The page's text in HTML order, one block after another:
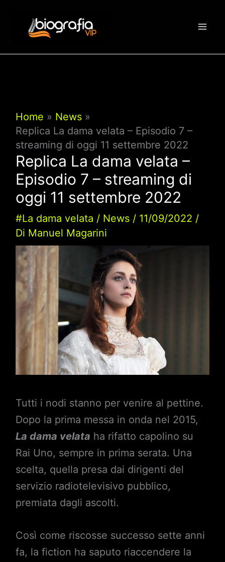
contenuto
Home
News
Replica La dama velata – Episodio 7 –
streaming di oggi 11 settembre 2022
Replica La dama velata –
Episodio 7 – streaming di
oggi 11 settembre 2022
#La dama velata / News/ 11/09/2022 /
Di Manuel Magarini
Tutti i nodi stanno per venire al pettine.
Dopo la prima messa in onda nel 2015,
La dama velata ha rifatto capolino su
Rai Uno, sempre in prima serata. Una
scelta, quella presa dai dirigenti del
servizio radiotelevisivo pubblico,
premiata dagli ascolti.
Così come riscosse successo sette anni
fa, la fiction ha saputo riaccendere la